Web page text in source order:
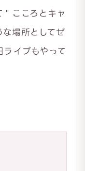
こころとキャ
な場所としてぜ
ライブもやって